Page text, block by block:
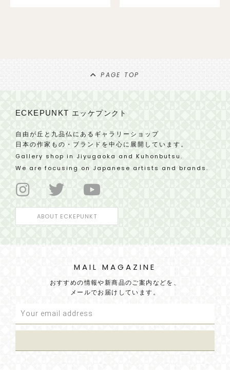
PAGE TOP
ECKEPUNKTエッケプンクト
自由が丘と九品仏にあるギャラリーショップ
日本の作家もの・ブランドを中心に展開しています。
Gallery shop in Jiyugaoka and Kuhonbutsu.
We are focusing on Japanese artists and brands.
ABOUT ECKEPUNKT
MAIL MAGAZINE
おすすめの情報や新商品のご案内などを、
メールでお届けしています。